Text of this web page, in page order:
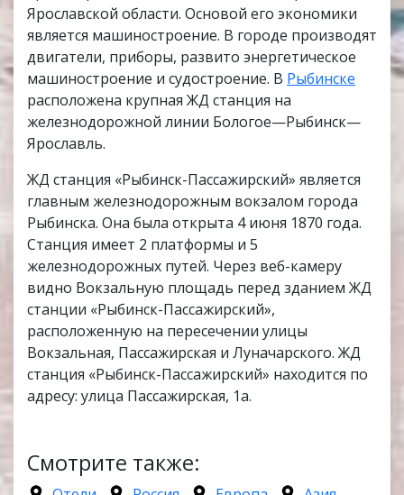
Ярославской области. Основой его экономики
является машиностроение. В городе производят
двигатели, приборы, развито энергетическое
машиностроение и судостроение. В Рыбинске
расположена крупная ЖД станция на
железнодорожной линии Бологое—Рыбинск—
Ярославль.
ЖД станция «Рыбинск-Пассажирский» является
главным железнодорожным вокзалом города
Рыбинска. Она была открыта 4 июня 1870 года.
Станция имеет 2 платформы и 5
железнодорожных путей. Через веб-камеру
видно Вокзальную площадь перед зданием ЖД
станции «Рыбинск-Пассажирский»,
расположенную на пересечении улицы
Вокзальная, Пассажирская и Луначарского. ЖД
станция «Рыбинск-Пассажирский» находится по
адресу: улица Пассажирская, 1а.
Смотрите также: